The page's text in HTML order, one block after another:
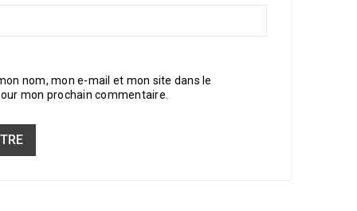
nom, mon e-mail et mon site dans le
mon prochain commentaire.